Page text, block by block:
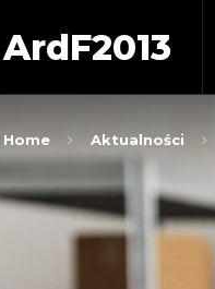
ArdF2013
Home Aktualności